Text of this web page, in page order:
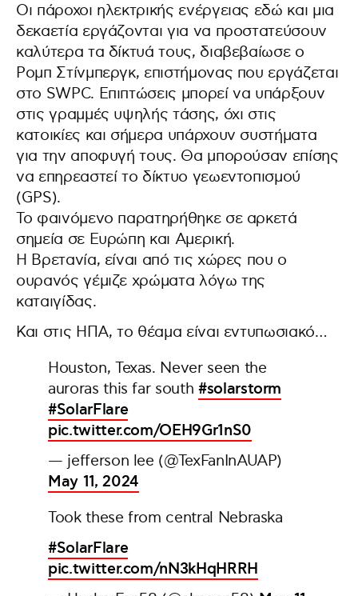
Οι πάροχοι ηλεκτρικής ενέργειας εδώ και μια
δεκαετία εργάζονται για να προστατεύσουν
καλύτερα τα δίκτυά τους, διαβεβαίωσε ο
Ρομπ Στίνμπεργκ, επιστήμονας που εργάζεται
στο SWPC. Επιπτώσεις μπορεί να υπάρξουν
στις γραμμές υψηλής τάσης, όχι στις
κατοικίες και σήμερα υπάρχουν συστήματα
για την αποφυγή τους. Θα μπορούσαν επίσης
να επηρεαστεί το δίκτυο γεωεντοπισμού
(GPS).
Το φαινόμενο παρατηρήθηκε σε αρκετά
σημεία σε Ευρώπη και Αμερική.
Η Βρετανία, είναι από τις χώρες που ο
ουρανός γέμιζε χρώματα λόγω της
καταιγίδας.
Και στις ΗΠΑ, το θέαμα είναι εντυπωσιακό…
Houston, Texas. Never seen the
auroras this far south #solarstorm
#SolarFlare
pic.twitter.com/OEH9Gr1nS0
— jefferson lee (@TexFanInAUAP)
May 11, 2024
Took these from central Nebraska
#SolarFlare
pic.twitter.com/nN3kHqHRRH